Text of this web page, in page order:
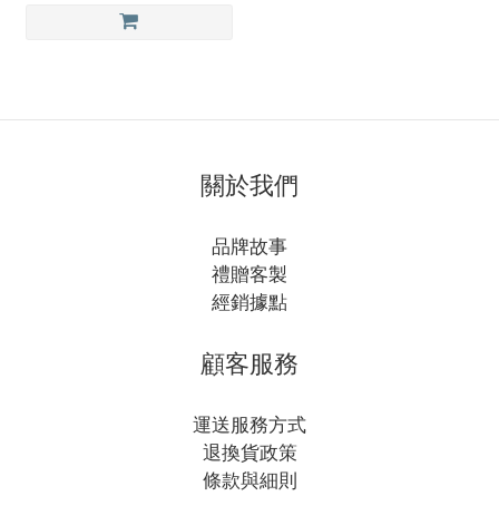
關於我們
品牌故事
禮贈客製
經銷據點
顧客服務
運送服務方式
退換貨政策
條款與細則